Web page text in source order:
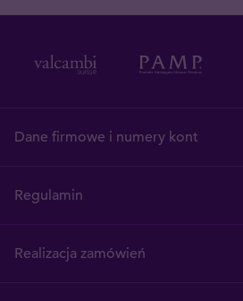
Dane firmowe i numery kont
Regulamin
Realizacja zamówień